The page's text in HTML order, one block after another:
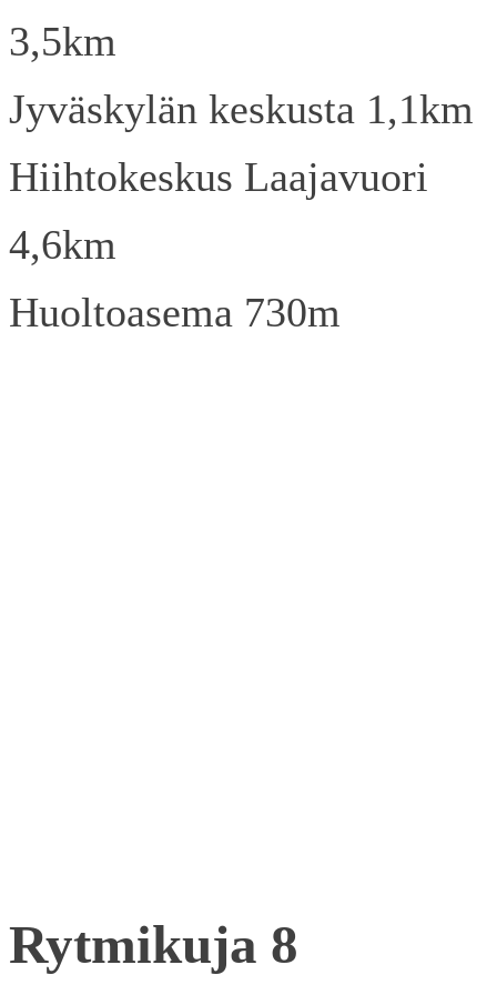
3,5km
Jyväskylän keskusta 1,1km
Hiihtokeskus Laajavuori
4,6km
Huoltoasema 730m
Rytmikuja 8